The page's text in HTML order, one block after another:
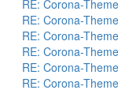
RE: Corona-
RE: Corona-
RE: Corona-
RE: Corona-
RE: Corona-
RE: Corona-